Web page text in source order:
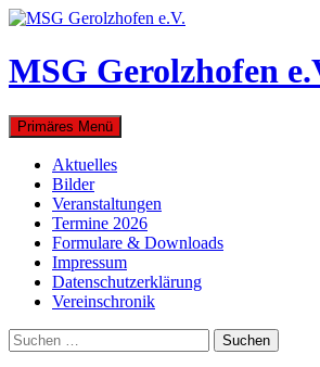
Zum
springen
MSG Gerolzhofen
Suchen
Primäres Menü
Aktuelles
Bilder
Veranstaltungen
Termine 2026
Formulare & Downloads
Impressum
Datenschutzerklärung
Vereinschronik
Suchen
nach: